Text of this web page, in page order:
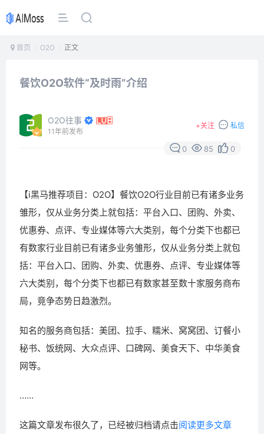
首页 O2O 正文
餐饮O2O软件“及时雨”介绍
O2O往事
11年前发布
+关注 私信
0 85 0
【i黑马推荐项目： O2O】 餐饮O2O行业目前已有诸多业务
雏形，仅从业务分类上就包括：平台入口、团购、外卖、
优惠券、点评、专业媒体等六大类别，每个分类下也都已
有数家行业目前已有诸多业务雏形，仅从业务分类上就包
括：平台入口、团购、外卖、优惠券、点评、专业媒体等
六大类别，每个分类下也都已有数家甚至数十家服务商布
局，竟争态势日趋激烈。
知名的服务商包括：美团、拉手、糯米、窝窝团、订餐小
秘书、饭统网、大众点评、口碑网、美食天下、中华美食
网等。
……
这篇文章发布很久了，已经被归档请点击阅读更多文章